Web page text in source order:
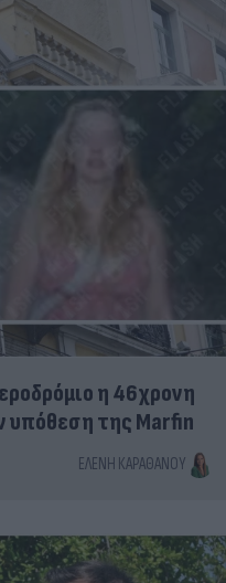
η 46χρονη
υπόθεση της Marfin
ΕΛΈΝΗ ΚΑΡΑΘΆΝΟΥ